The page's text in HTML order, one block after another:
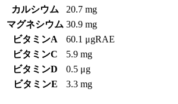
カルシウム
20.7 mg
マグネシウム 30.9 mg
ビタミンA
60.1 μgRAE
ビタミンC
5.9 mg
ビタミンD
0.5 μg
ビタミンE
3.3 mg